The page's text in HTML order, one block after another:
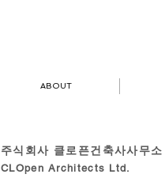
ABOUT
주식회사 클로픈건축사사무소
CLOpen Architects Ltd.